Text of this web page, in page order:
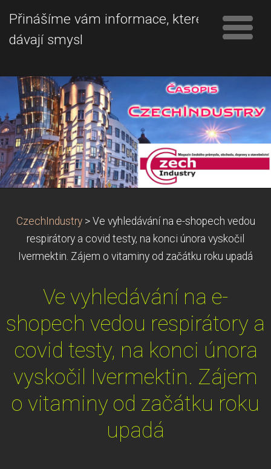
Přinášíme vám informace, které
dávají smysl
CzechIndustry > Ve vyhledávání na e-shopech vedou
respirátory a covid testy, na konci února vyskočil
Ivermektin. Zájem o vitaminy od začátku roku upadá
Ve vyhledávání na e-
shopech vedou respirátory a
covid testy, na konci února
vyskočil Ivermektin. Zájem
o vitaminy od začátku roku
upadá